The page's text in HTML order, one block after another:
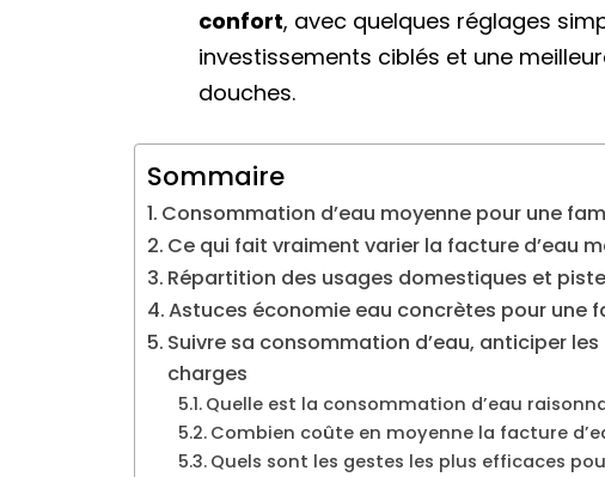
confort, avec quelques réglages
investissements ciblés et une
douches.
Sommaire
Consommation d’eau moyenne pour une
Ce qui fait vraiment varier la facture d’eau
Répartition des usages domestiques et
Astuces économie eau concrètes pour une
Suivre sa consommation d’eau, anticiper
charges
Quelle est la consommation d’eau
Combien coûte en moyenne la facture
Quels sont les gestes les plus efficaces